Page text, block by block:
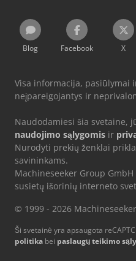
Blog Facebook X
Visa informacija, pasiūlymai
neįpareigojantys ir
Naudodamiesi šia svetaine,
naudojimo sąlygomis ir
Nurodyti prekių ženklai
savininkams.
Machineseeker Group
susietų išorinių interneto
© 1999 - 2026
Ši svetainė yra apsaugota
politika bei paslaugų teikimo